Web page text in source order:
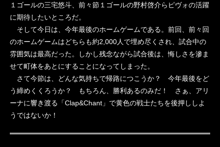
１ゴールの三宅悠斗、前々節１ゴールの野村啓介らピヴォの活躍
に期待したいところだ。
そして今日は、今年最後のホームゲームである。前回、前々回
のホームゲームはどちらも約2,000人で埋め尽くされ、試合中の
雰囲気は最高だった。しかし残念ながら試合後は、悔しさを滲ま
せて町体をあとにすることになってしまった。
さて今節は、どんな気持ちで帰路につこうか？ 今年最後をど
う締めくくろうか？ もちろん、勝利あるのみだ！ さぁ、アリ
ーナに響き渡る「Clap&Chant」で黄色の戦士たちを後押ししよ
うではないか！